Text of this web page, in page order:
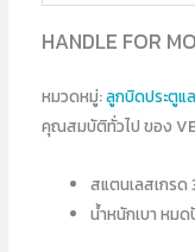
HANDLE FOR
หมวดหมู่:ลูกบิดประตูแ
คุณสมบัติทั่วไป ของ
สแตนเลสเกรด
น้ำหนักเบา หม